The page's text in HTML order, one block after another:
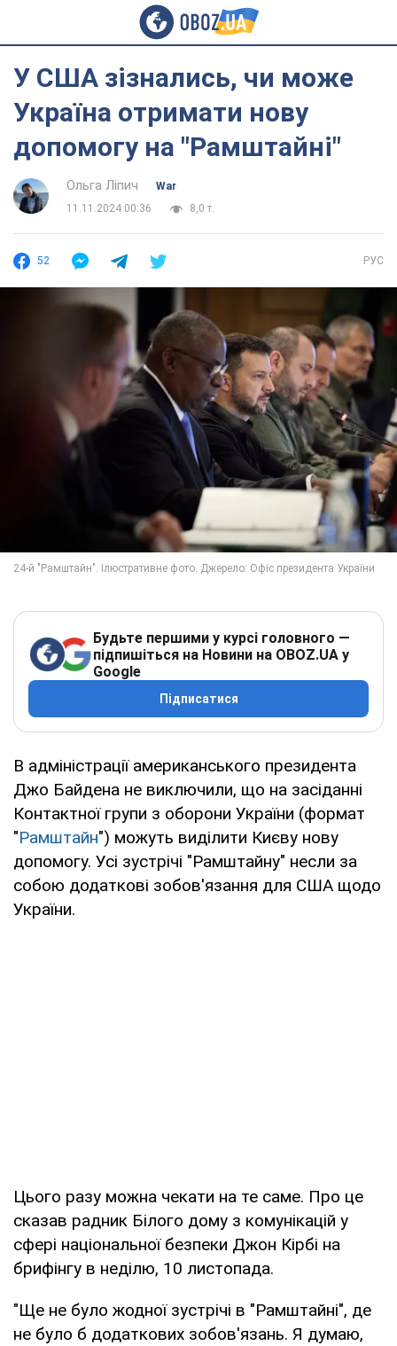
У США зізнались, чи може
Україна отримати нову
допомогу на "Рамштайні"
Ольга Ліпич
War
11.11.2024 00:36
8,0 т.
52 РУС
Будьте першими у курсі головного —
підпишіться на Новини на OBOZ.UA у
Google
Підписатися
В адміністрації американського президента
Джо Байдена не виключили, що на засіданні
Контактної групи з оборони України (формат
"Рамштайн") можуть виділити Києву нову
допомогу. Усі зустрічі "Рамштайну" несли за
собою додаткові зобов'язання для США щодо
України.
Цього разу можна чекати на те саме. Про це
сказав радник Білого дому з комунікацій у
сфері національної безпеки Джон Кірбі на
брифінгу в неділю, 10 листопада.
"Ще не було жодної зустрічі в "Рамштайні", де
не було б додаткових зобов'язань. Я думаю,